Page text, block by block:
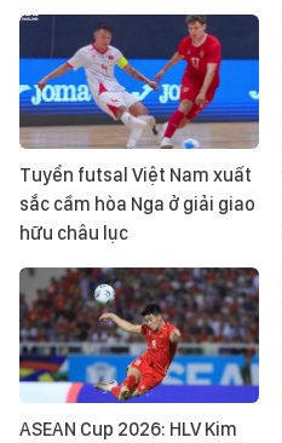
Tuyển futsal Việt Nam xuất
sắc cầm hòa Nga ở giải giao
hữu châu lục
ASEAN Cup 2026: HLV Kim